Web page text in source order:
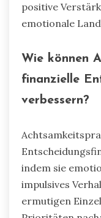
positive
emotionale
Wie können
finanzielle
verbessern?
indem sie
impulsives
ermutigen